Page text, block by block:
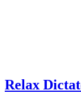
Relax